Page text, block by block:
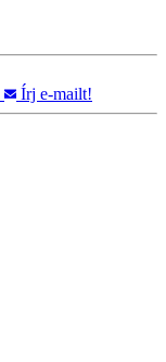
Írj e-mailt!